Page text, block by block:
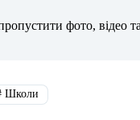
фото, відео та
Школи